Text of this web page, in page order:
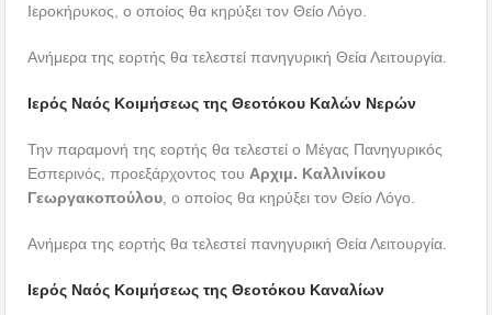
Ιεροκήρυκος, ο οποίος θα κηρύξει τον Θείο Λόγο.
Ανήμερα της εορτής θα τελεστεί πανηγυρική Θεία Λειτουργία.
Ιερός Ναός Κοιμήσεως της Θεοτόκου Καλών Νερών
Την παραμονή της εορτής θα τελεστεί ο Μέγας Πανηγυρικός
Εσπερινός, προεξάρχοντος του Αρχιμ. Καλλινίκου
Γεωργακοπούλου , ο οποίος θα κηρύξει τον Θείο Λόγο.
Ανήμερα της εορτής θα τελεστεί πανηγυρική Θεία Λειτουργία.
Ιερός Ναός Κοιμήσεως της Θεοτόκου Καναλίων